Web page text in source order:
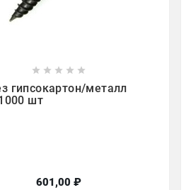
    
гипсокартон/металл
шт
601,00 ₽